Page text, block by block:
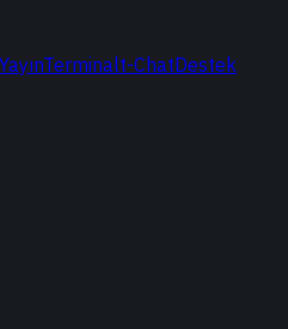
Terminalt-ChatDestek